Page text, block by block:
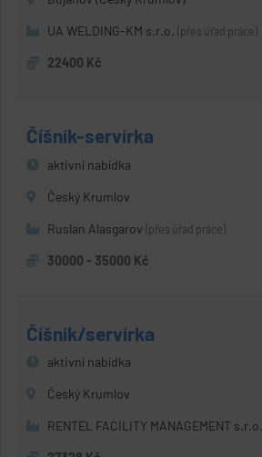
UA WELDING-KM s.r.o. (přes úřad práce)
22400 Kč
Číšník-servírka
aktivní nabídka
Český Krumlov
Ruslan Alasgarov (přes úřad práce)
30000 - 35000 Kč
Číšník/servírka
aktivní nabídka
Český Krumlov
RENTEL FACILITY MANAGEMENT s.r.o.